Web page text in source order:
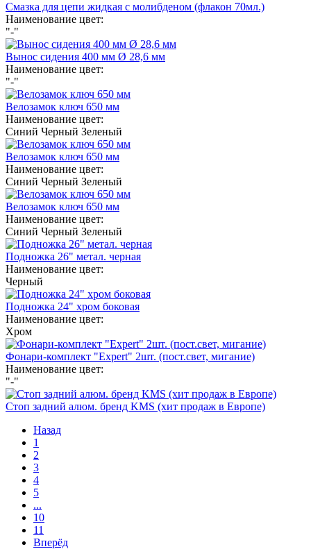
Смазка для цепи жидкая с молибденом (флакон 70мл.)
Наименование цвет:
"-"
Вынос сидения 400 мм Ø 28,6 мм
Наименование цвет:
"-"
Велозамок ключ 650 мм
Наименование цвет:
Синий Черный Зеленый
Велозамок ключ 650 мм
Наименование цвет:
Синий Черный Зеленый
Велозамок ключ 650 мм
Наименование цвет:
Синий Черный Зеленый
Подножка 26" метал. черная
Наименование цвет:
Черный
Подножка 24" хром боковая
Наименование цвет:
Хром
Фонари-комплект "Expert" 2шт. (пост.свет, мигание)
Наименование цвет:
"-"
Стоп задний алюм. бренд KMS (хит продаж в Европе)
Назад
1
2
3
4
5
...
10
11
Вперёд